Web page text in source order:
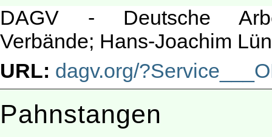
DAGV - Deutsche
Verbände; Hans-Joachim
URL: dagv.org/
Pahnstangen